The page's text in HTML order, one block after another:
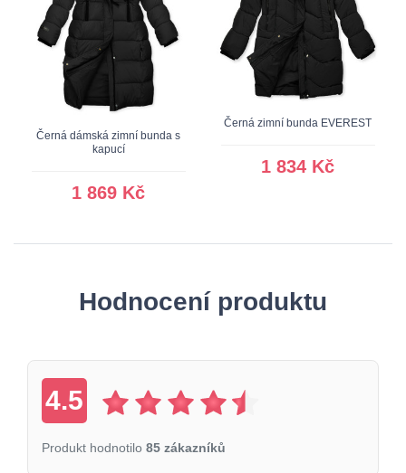
Černá dámská zimní bunda s
kapucí
1 869 Kč
Černá zimní bunda EVEREST
1 834 Kč
Hodnocení produktu
4.5
Produkt hodnotilo 85 zákazníků